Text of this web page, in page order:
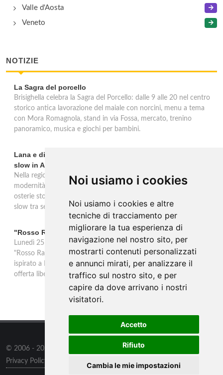
Noi usiamo i cookies
Noi usiamo i cookies e altre
tecniche di tracciamento per
migliorare la tua esperienza di
navigazione nel nostro sito, per
mostrarti contenuti personalizzati
e annunci mirati, per analizzare il
traffico sul nostro sito, e per
capire da dove arrivano i nostri
visitatori.
Accetto
Rifiuto
Cambia le mie impostazioni
Valle d'Aosta
Veneto
NOTIZIE
La Sagra del porcello
Brisighella celebra la Sagra del Porcello: dalle 9 alle 20 nel centro
storico antica lavorazione del maiale con norcini, menu a tema
con Mora Romagnola, stand in via Fossa, mercato, trenino
panoramico, musica e giochi per bambini.
Lana e dintorni: Törggelen, vini d'eccellenza e vacanze
slow in Alto Adige
Nella regione di Lana in Alto Adige tradizione contadina e
modernità si fondono in un'esperienza autentica. Törggelen nelle
osterie storiche, vini da antiche tradizioni vitivinicole e vacanze
slow tra sentieri delle rogge e produttori locali.
"Rosso Rame" in scena a Collepasso il 25 agosto
Lunedì 25 agosto al Palazzo Baronale di Collepasso va in scena
"Rosso Rame", spettacolo di Mary Negro e Gabriele Polimeno
ispirato a Dario Fo e Franca Rame. Ingresso con prenotazione e
offerta libera alle ore 21.
© 2006 - 2026
all rights reserved.
Privacy Policy
Preferenze sui Cookies